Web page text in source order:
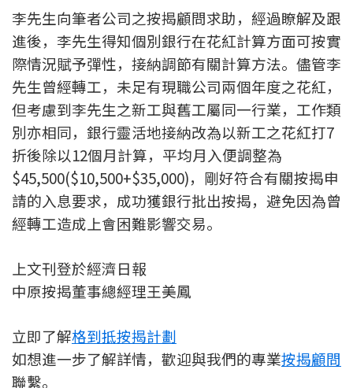
保險資訊專欄
聯絡我們
聯絡方法
網上申請按揭轉介
條款及細則
私隱政策
本網頁所提供資料僅作參考用途。
若因錯漏而引致任何不便或損失，中原按揭概不負責。
2889 2886 / cmb@mail.centanet.com
中原地產 | 網上搵樓 |
中原工商舖
© 2026 中原按揭經紀有限公司 Centaline Mortgage Broker Limited 版權所有
李先生向筆者公司之按揭顧問求助，經過瞭解及跟
進後，李先生得知個別銀行在花紅計算方面可按實
際情況賦予彈性，接納調節有關計算方法。儘管李
先生曾經轉工，未足有現職公司兩個年度之花紅，
但考慮到李先生之新工與舊工屬同一行業，工作類
別亦相同，銀行靈活地接納改為以新工之花紅打7
折後除以12個月計算，平均月入便調整為
$45,500($10,500+$35,000)，剛好符合有關按揭申
請的入息要求，成功獲銀行批出按揭，避免因為曾
經轉工造成上會困難影響交易。
上文刊登於經濟日報
中原按揭董事總經理王美鳳
立即了解格到抵按揭計劃
如想進一步了解詳情，歡迎與我們的專業按揭顧問
聯繫。